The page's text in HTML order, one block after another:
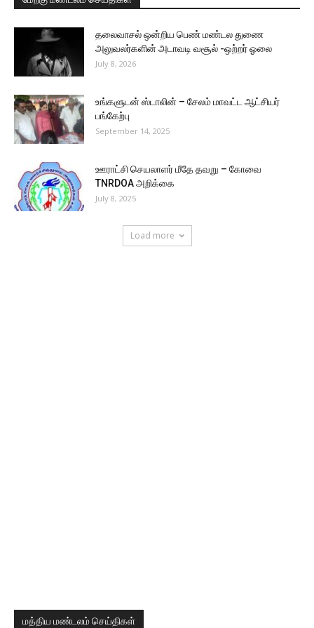
தலைவாசல் ஒன்றிய பெண் மண்டல துணை
அலுவலர்களின் அடாவடி வசூல் -ஒற்றர் ஓலை
July 8, 2026
உங்களுடன் ஸ்டாலின் – சேலம் மாவட்ட ஆட்சியர்
பங்கேற்பு
September 14, 2025
ஊராட்சி செயலாளர் மீதே தவறு – கோவை
TNRDOA அறிக்கை
July 8, 2025
Load more
மத்திய மண்டலம் செய்திகள்